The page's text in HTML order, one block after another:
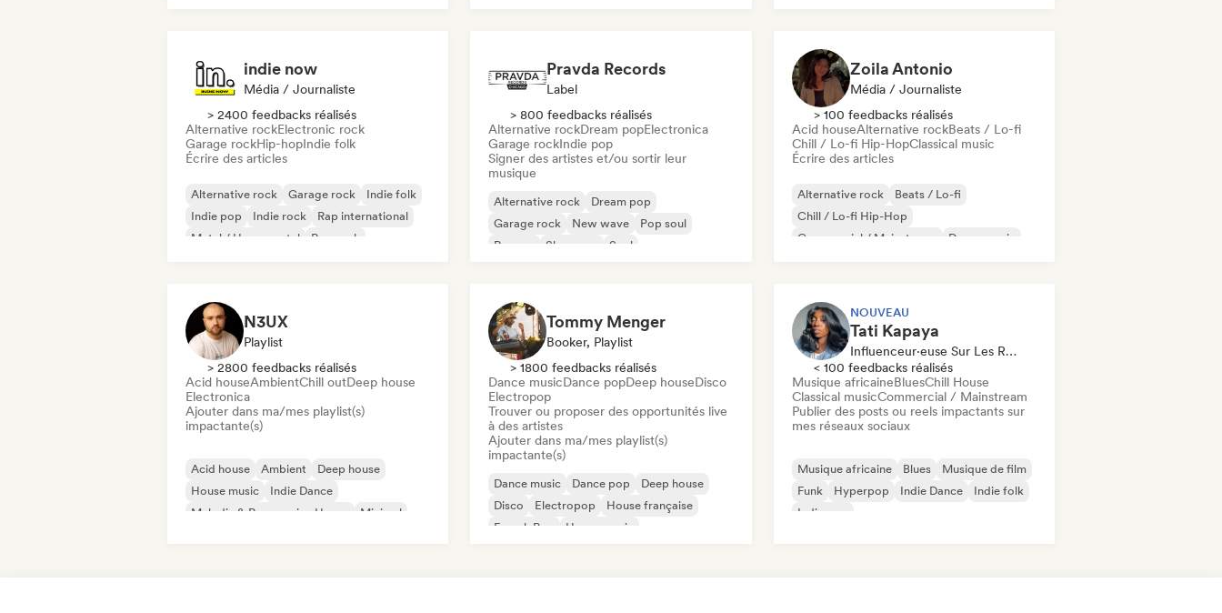
indie now
Média / Journaliste
> 2400 feedbacks réalisés
Alternative rockElectronic rock
Garage rockHip-hopIndie folk
Écrire des articles
Alternative rock Garage rock
Indie folk
Indie pop
Indie rock
Rap international
Metal / Heavy metal
Pop rock
Pravda Records
Label
> 800 feedbacks réalisés
Alternative rockDream popElectronica
Garage rockIndie pop
Signer des artistes et/ou sortir leur
musique
Alternative rock
Dream pop
Garage rock
New wave
Pop soul
Reggae
Shoegaze Soul
Zoila Antonio
Média / Journaliste
> 100 feedbacks réalisés
Acid houseAlternative rockBeats / Lo-fi
Chill / Lo-fi Hip-HopClassical music
Écrire des articles
Alternative rock
Beats / Lo-fi
Chill / Lo-fi Hip-Hop
Commercial / Mainstream
Dance music
N3UX
Playlist
> 2800 feedbacks réalisés
Acid houseAmbientChill outDeep house
Electronica
Ajouter dans ma/mes playlist(s)
impactante(s)
Acid house Ambient
Deep house
House music
Indie Dance
Melodic & Progressive House
Minimal
Tommy Menger
Booker, Playlist
> 1800 feedbacks réalisés
Dance musicDance popDeep houseDisco
Electropop
Trouver ou proposer des opportunités live
à des artistes
Ajouter dans ma/mes playlist(s)
impactante(s)
Dance music Dance pop
Deep house
Disco
Electropop
House française
French Pop
House music
NOUVEAU
Tati Kapaya
Influenceur·euse Sur Les Réseaux Sociaux
< 100 feedbacks réalisés
Musique africaineBluesChill House
Classical musicCommercial / Mainstream
Publier des posts ou reels impactants sur
mes réseaux sociaux
Musique africaine Blues
Musique de film
Funk
Hyperpop Indie Dance
Indie folk
Indie pop